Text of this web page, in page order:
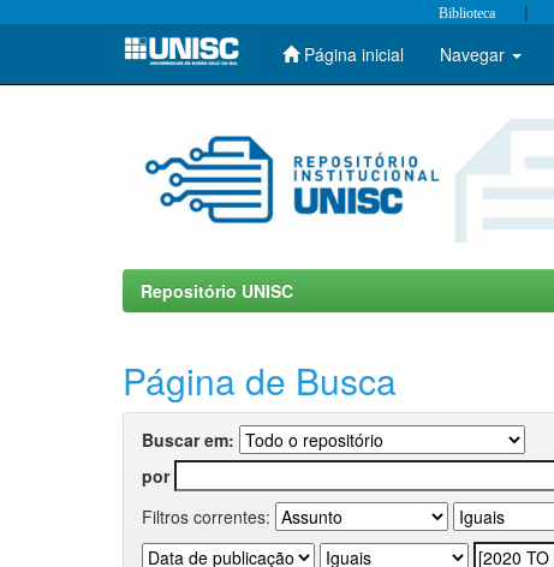
Skip
Biblioteca |
Página inicial Navegar
Repositório UNISC
Página de Busca
Buscar em:
por
Filtros correntes: